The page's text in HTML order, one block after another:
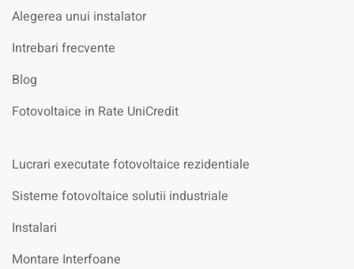
Alegerea unui instalator
Intrebari frecvente
Blog
Fotovoltaice in Rate UniCredit
Lucrari executate fotovoltaice rezidentiale
Sisteme fotovoltaice solutii industriale
Instalari
Montare Interfoane